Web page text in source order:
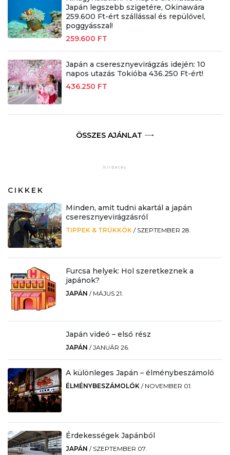
Japán legszebb szigetére, Okinawára
259.600 Ft-ért szállással és repülővel,
poggyásszal!
259.600 FT
Japán a cseresznyevirágzás idején: 10
napos utazás Tokióba 436.250 Ft-ért!
436.250 FT
ÖSSZES AJÁNLAT
CIKKEK
Minden, amit tudni akartál a japán
cseresznyevirágzásról
TIPPEK & TRÜKKÖK / SZEPTEMBER 28.
Furcsa helyek: Hol szeretkeznek a
japánok?
JAPÁN / MÁJUS 21.
Japán videó – első rész
JAPÁN /JANUÁR 26.
A különleges Japán – élménybeszámoló
ÉLMÉNYBESZÁMOLÓK / NOVEMBER 01.
Érdekességek Japánból
JAPÁN / SZEPTEMBER 07.